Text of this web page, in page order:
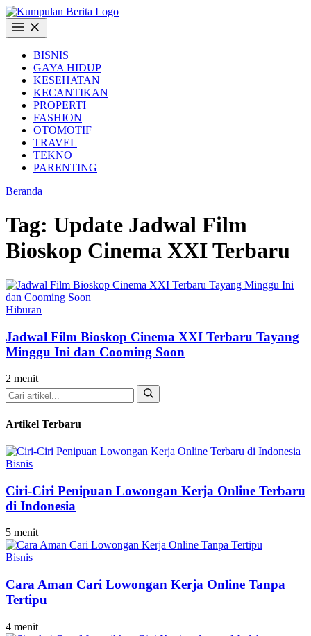
Langsung
ke
konten
Buka
Menu
BISNIS
GAYA HIDUP
KESEHATAN
KECANTIKAN
PROPERTI
FASHION
OTOMOTIF
TRAVEL
TEKNO
PARENTING
Beranda
Tag: Update Jadwal Film
Bioskop Cinema XXI Terbaru
Hiburan
Jadwal Film Bioskop Cinema XXI Terbaru Tayang
Minggu Ini dan Cooming Soon
2 menit
Cari
Artikel Terbaru
Bisnis
Ciri-Ciri Penipuan Lowongan Kerja Online Terbaru
di Indonesia
5 menit
Bisnis
Cara Aman Cari Lowongan Kerja Online Tanpa
Tertipu
4 menit